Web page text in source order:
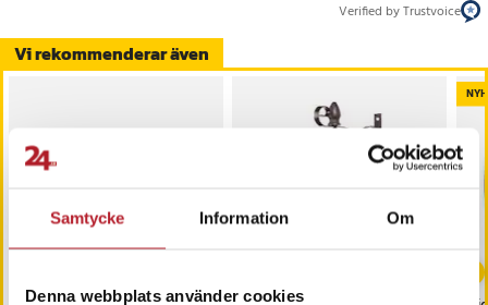
Samtycke Information Om
Denna webbplats använder cookies
Vi rekommenderar även
Verified by Trustvoice